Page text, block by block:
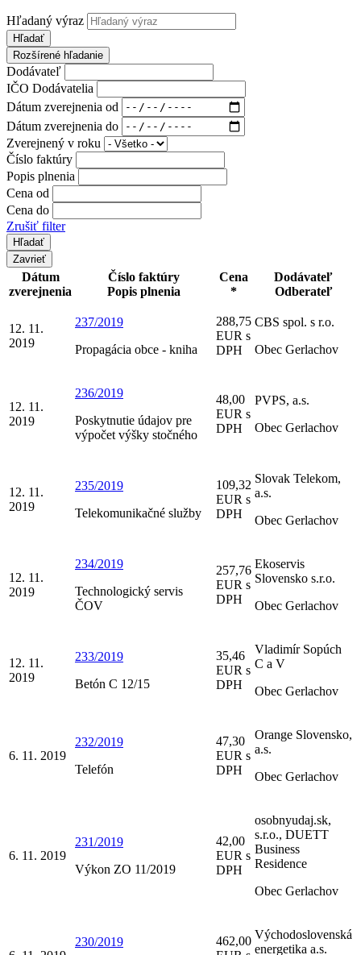
Hľadaný výraz
Hľadať
Rozšírené hľadanie
Dodávateľ
IČO Dodávatelia
Dátum zverejnenia od
Dátum zverejnenia do
Zverejnený v roku
Číslo faktúry
Popis plnenia
Cena od
Cena do
Zrušiť filter
Zavrieť
Dátum
zverejnenia
Číslo faktúry
Popis plnenia
Cena
*
Dodávateľ
Odberateľ
12. 11.
2019
237/2019
Propagácia obce - kniha
288,75
EUR s
DPH
CBS spol. s r.o.
Obec Gerlachov
12. 11.
2019
236/2019
Poskytnutie údajov pre
výpočet výšky stočného
48,00
EUR s
DPH
PVPS, a.s.
Obec Gerlachov
12. 11.
2019
235/2019
Telekomunikačné služby
109,32
EUR s
DPH
Slovak Telekom,
a.s.
Obec Gerlachov
12. 11.
2019
234/2019
Technologický servis
ČOV
257,76
EUR s
DPH
Ekoservis
Slovensko s.r.o.
Obec Gerlachov
12. 11.
2019
233/2019
Betón C 12/15
35,46
EUR s
DPH
Vladimír Sopúch
C a V
Obec Gerlachov
6. 11. 2019
232/2019
Telefón
47,30
EUR s
DPH
Orange Slovensko,
a.s.
Obec Gerlachov
6. 11. 2019
231/2019
Výkon ZO 11/2019
42,00
EUR s
DPH
osobnyudaj.sk,
s.r.o., DUETT
Business
Residence
Obec Gerlachov
230/2019
462,00 Východoslovenská
energetika a.s.